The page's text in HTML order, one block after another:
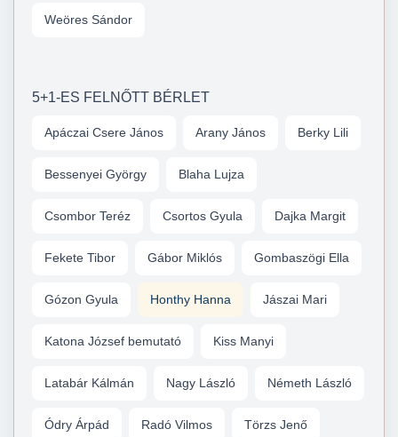
Weöres Sándor
5+1-ES FELNŐTT BÉRLET
Apáczai Csere János Arany János Berky Lili
Bessenyei György Blaha Lujza
Csombor Teréz Csortos Gyula Dajka Margit
Fekete Tibor Gábor Miklós Gombaszögi Ella
Gózon Gyula Honthy Hanna Jászai Mari
Katona József bemutató Kiss Manyi
Latabár Kálmán Nagy László Németh László
Ódry Árpád Radó Vilmos Törzs Jenő